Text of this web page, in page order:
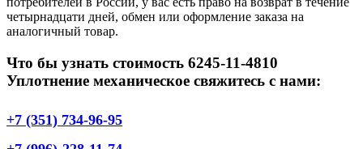
четырнадцати дней, обмен или оформление заказа на
аналогичный товар.
Что бы узнать стоимость 6245-11-4810
Уплотнение механическое свяжитесь с нами:
+7 (351) 734-96-95